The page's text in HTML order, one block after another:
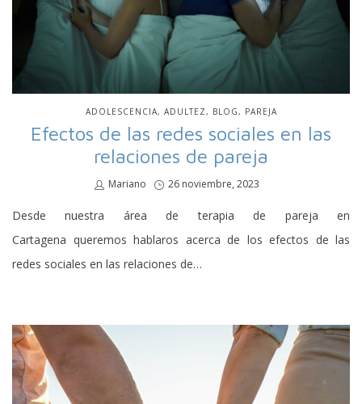
PUBLICADO
ADOLESCENCIA ADULTEZ BLOG PAREJA
Efectos de las redes sociales en las
relaciones de pareja
por
Mariano
Publicado
26 noviembre, 2023
Desde nuestra área de terapia de pareja en
Cartagena queremos hablaros acerca de los efectos de las
redes sociales en las relaciones de…